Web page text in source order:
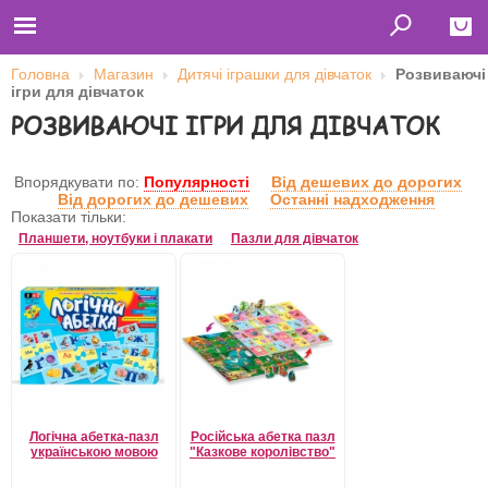
Главная
Толстовки (кенгурушки)
Свитшоты
Лонгсливы
Бейсболки
Ветровки
Сотрудничество
Ім'я користувача
Запам'ятати мене
Головна Магазин Дитячі іграшки для дівчаток
Розвиваючі
ігри для дівчаток
РОЗВИВАЮЧІ ІГРИ ДЛЯ ДІВЧАТОК
Впорядкувати по: Популярності
Від дешевих до дорогих
Від дорогих до дешевих
Останні надходження
Показати тільки:
Планшети, ноутбуки і плакати Пазли для дівчаток
Логічна абетка-пазл
українською мовою
Російська абетка пазл
"Казкове королівство"